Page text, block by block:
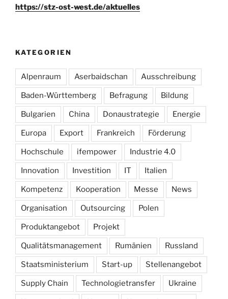
https://stz-ost-west.de/aktuelles
KATEGORIEN
Alpenraum Aserbaidschan Ausschreibung
Baden-Württemberg Befragung Bildung
Bulgarien China Donaustrategie Energie
Europa Export Frankreich Förderung
Hochschule ifempower Industrie 4.0
Innovation Investition IT Italien
Kompetenz Kooperation Messe News
Organisation Outsourcing Polen
Produktangebot Projekt
Qualitätsmanagement Rumänien Russland
Staatsministerium Start-up Stellenangebot
Supply Chain Technologietransfer Ukraine